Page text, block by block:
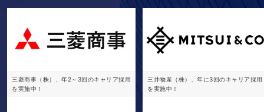
三菱商事（株）、年2～3回のキャリア採用
を実施中！
三井物産（株）、年に3回のキャリア採用
を実施中！